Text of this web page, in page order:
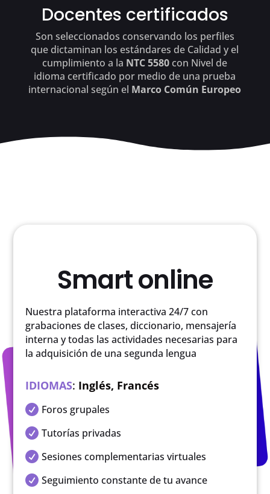
Docentes certificados
Son seleccionados conservando los perfiles
que dictaminan los estándares de Calidad y el
cumplimiento a la NTC 5580 con Nivel de
idioma certificado por medio de una prueba
internacional según el Marco Común Europeo
Smart online
Nuestra plataforma interactiva 24/7 con
grabaciones de clases, diccionario, mensajería
interna y todas las actividades necesarias para
la adquisición de una segunda lengua
IDIOMAS: Inglés, Francés
 Foros grupales
 Tutorías privadas
 Sesiones complementarias virtuales
 Seguimiento constante de tu avance